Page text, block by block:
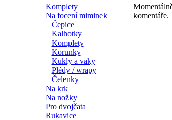
Komplety
Na focení miminek
Čepice
Kalhotky
Komplety
Korunky
Kukly a vaky
Plédy / wrapy
Čelenky
Na krk
Na nožky
Pro dvojčata
Rukavice
komentáře.